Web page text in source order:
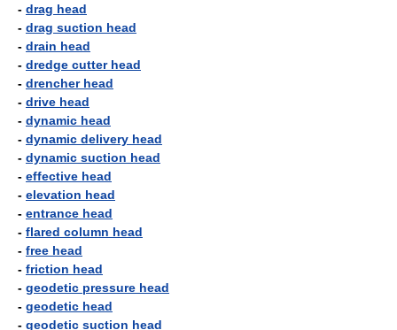
- drag head
- drag suction head
- drain head
- dredge cutter head
- drencher head
- drive head
- dynamic head
- dynamic delivery head
- dynamic suction head
- effective head
- elevation head
- entrance head
- flared column head
- free head
- friction head
- geodetic pressure head
- geodetic head
- geodetic suction head